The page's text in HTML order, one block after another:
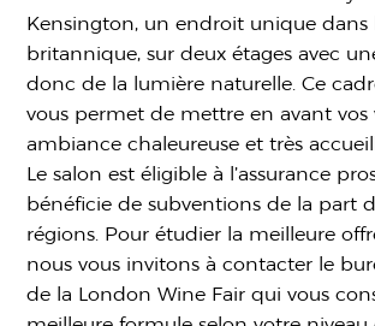
Kensington, un endroit unique dans
britannique, sur deux étages avec
donc de la lumière naturelle. Ce
vous permet de mettre en avant vos
ambiance chaleureuse et très
Le salon est éligible à l’assurance
bénéficie de subventions de la part
régions. Pour étudier la meilleure
nous vous invitons à contacter le
de la London Wine Fair qui vous